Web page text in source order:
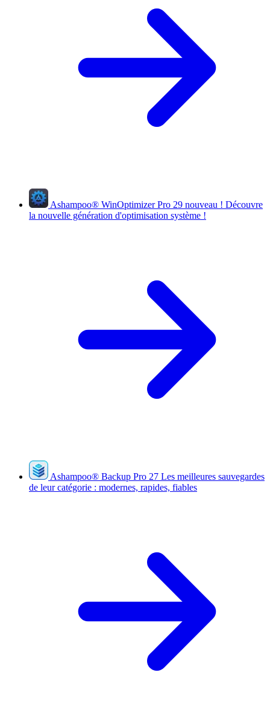
Ashampoo® WinOptimizer Pro 29 nouveau ! Découvre
la nouvelle génération d'optimisation système !
Ashampoo® Backup Pro 27 Les meilleures sauvegardes
de leur catégorie : modernes, rapides, fiables